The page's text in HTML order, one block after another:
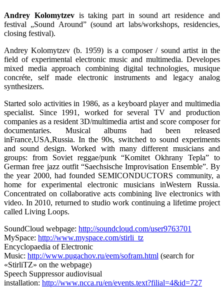
Andrey Kolomytzevis taking part in sound art residence and
festival „Sound Around” (sound art labs/workshops, residencies,
closing festival).
Andrey Kolomytzev (b. 1959) is a composer / sound artist in the
field of experimental electronic music and multimedia. Developes
mixed media approach combining digital technologies, musique
concréte, self made electronic instruments and legacy analog
synthesizers.
Started solo activities in 1986, as a keyboard player and multimedia
specialist. Since 1991, worked for several TV and production
companies as a resident 3D/multimedia artist and score composer for
documentaries. Musical albums had been released
inFrance,USA,Russia. In the 90s, switched to sound experiments
and sound design. Worked with many different musicians and
groups: from Soviet reggae/punk “Komitet Okhrany Tepla” to
German free jazz outfit “Saechsische Improvisation Ensemble”. By
the year 2000, had founded SEMICONDUCTORS community, a
home for experimental electronic musicians inWestern Russia.
Concentrated on collaborative acts combining live electronics with
video. In 2010, returned to studio work continuing a lifetime project
called Living Loops.
SoundCloud webpage: http://soundcloud.com/user9763701
MySpace: http://www.myspace.com/stirli_tz
Encyclopaedia of Electronic
Music: http://www.pugachov.ru/eem/sofram.html (search for
«StirliTZ» on the webpage)
Speech Suppressor audiovisual
installation: http://www.ncca.ru/en/events.text?filial=4&id=727